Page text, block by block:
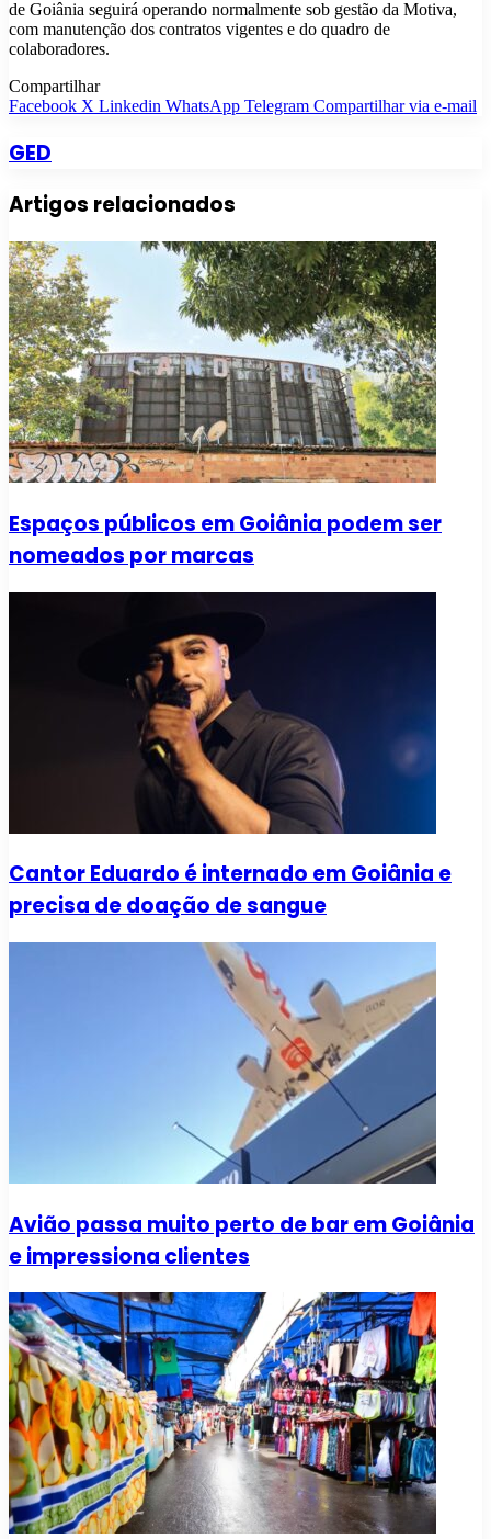
de Goiânia seguirá operando normalmente sob gestão da Motiva,
com manutenção dos contratos vigentes e do quadro de
colaboradores.
Compartilhar
Facebook X Linkedin WhatsApp Telegram Compartilhar via e-mail
GED
Artigos relacionados
Espaços públicos em Goiânia podem ser
nomeados por marcas
Cantor Eduardo é internado em Goiânia e
precisa de doação de sangue
Avião passa muito perto de bar em Goiânia
e impressiona clientes